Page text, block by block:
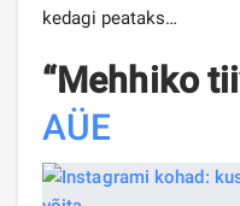
kedagi peataks…
“Mehhiko
AÜE